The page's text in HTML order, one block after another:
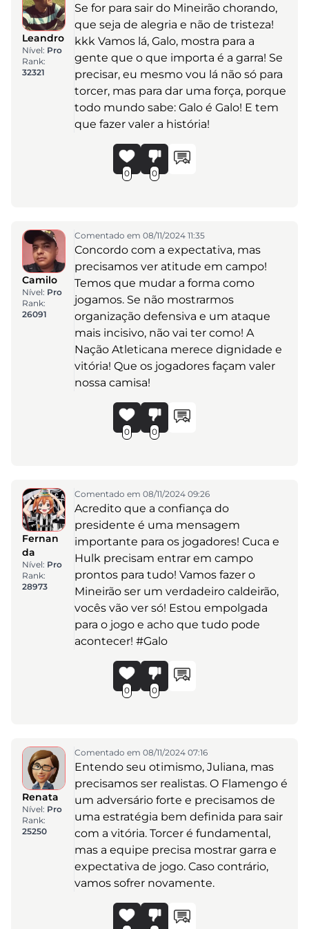
Leandro
Nível: Pro
Rank:
32321
Se for para sair do Mineirão chorando,
que seja de alegria e não de tristeza!
kkk Vamos lá, Galo, mostra para a
gente que o que importa é a garra! Se
precisar, eu mesmo vou lá não só para
torcer, mas para dar uma força, porque
todo mundo sabe: Galo é Galo! E tem
que fazer valer a história!
0 0
Camilo
Nível: Pro
Rank:
26091
Comentado em 08/11/2024 11:35
Concordo com a expectativa, mas
precisamos ver atitude em campo!
Temos que mudar a forma como
jogamos. Se não mostrarmos
organização defensiva e um ataque
mais incisivo, não vai ter como! A
Nação Atleticana merece dignidade e
vitória! Que os jogadores façam valer
nossa camisa!
0 0
Fernan
da
Nível: Pro
Rank:
28973
Comentado em 08/11/2024 09:26
Acredito que a confiança do
presidente é uma mensagem
importante para os jogadores! Cuca e
Hulk precisam entrar em campo
prontos para tudo! Vamos fazer o
Mineirão ser um verdadeiro caldeirão,
vocês vão ver só! Estou empolgada
para o jogo e acho que tudo pode
acontecer! #Galo
0 0
Renata
Nível: Pro
Rank:
25250
Comentado em 08/11/2024 07:16
Entendo seu otimismo, Juliana, mas
precisamos ser realistas. O Flamengo é
um adversário forte e precisamos de
uma estratégia bem definida para sair
com a vitória. Torcer é fundamental,
mas a equipe precisa mostrar garra e
expectativa de jogo. Caso contrário,
vamos sofrer novamente.